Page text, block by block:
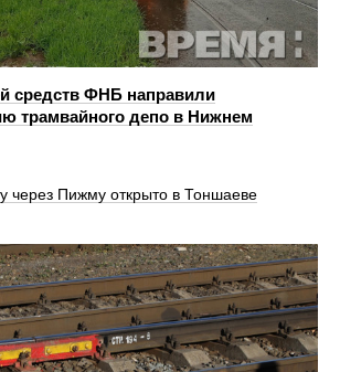
средств ФНБ направили
трамвайного депо в Нижнем
через Пижму открыто в Тоншаеве